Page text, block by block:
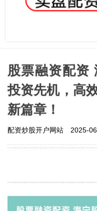
股票融资配资
投资先机，高
新篇章！
配资炒股开户网站 2025-